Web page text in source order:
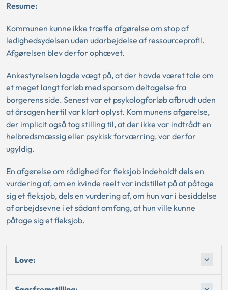
Resume:
Kommunen kunne ikke træffe afgørelse om stop af
ledighedsydelsen uden udarbejdelse af ressourceprofil.
Afgørelsen blev derfor ophævet.
Ankestyrelsen lagde vægt på, at der havde været tale om
et meget langt forløb med sparsom deltagelse fra
borgerens side. Senest var et psykologforløb afbrudt uden
at årsagen hertil var klart oplyst. Kommunens afgørelse,
der implicit også tog stilling til, at der ikke var indtrådt en
helbredsmæssig eller psykisk forværring, var derfor
ugyldig.
En afgørelse om rådighed for fleksjob indeholdt dels en
vurdering af, om en kvinde reelt var indstillet på at påtage
sig et fleksjob, dels en vurdering af, om hun var i besiddelse
af arbejdsevne i et sådant omfang, at hun ville kunne
påtage sig et fleksjob.
Love: